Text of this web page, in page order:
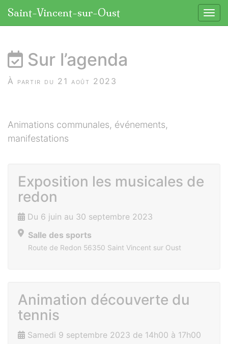
Saint-Vincent-sur-Oust
Sur l’agenda
À partir du 21 août 2023
Animations communales, événements,
manifestations
Exposition les musicales de
redon
Du 6 juin au 30 septembre 2023
Salle des sports
Route de Redon 56350 Saint Vincent sur Oust
Animation découverte du
tennis
Samedi 9 septembre 2023 de 14h00 à 17h00
Panneau de gestion des cookies